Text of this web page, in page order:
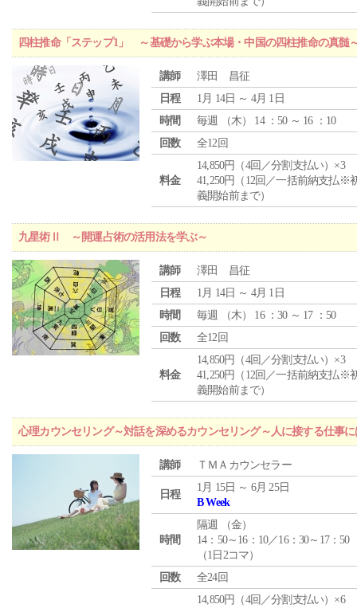
四柱推命「ステップ1」 ～基礎から学ぶ本場・中国の四柱推命の真髄
講師
澤田 昌征
日程
1月 14日 ～ 4月 1日
時間
毎週 （木） 14 ：50 ～ 16 ：10
回数
全12回
料金
14,850円（4回／分割支払い）×3
41,250円（12回／一括前納支払※
義開始前まで）
九星術Ⅱ ～開運占術の活用法を学ぶ～
講師
澤田 昌征
日程
1月 14日 ～ 4月 1日
時間
毎週 （木） 16 ：30 ～ 17 ：50
回数
全12回
料金
14,850円（4回／分割支払い）×3
41,250円（12回／一括前納支払※
義開始前まで）
心理カウンセリング～対話を深めるカウンセリング～人に接する仕事
講師 ＴＭＡカウンセラー
日程
1月 15日 ～ 6月 25日
B Week
時間
隔週 （金）
14：50～16：10／16：30～17：50
（1日2コマ）
回数
全24回
14,850円（4回／分割支払い）×6